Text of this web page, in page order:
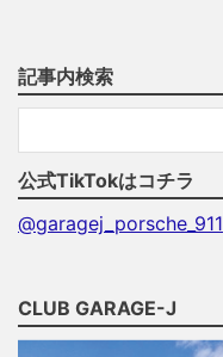
記事内検索
公式TikTokはコチラ
@garagej_porsche_911
CLUB GARAGE-J